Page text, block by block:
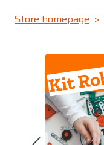
Talleres
En tu Escuela
Galería
Contacto
Verano 2026
Store homepage